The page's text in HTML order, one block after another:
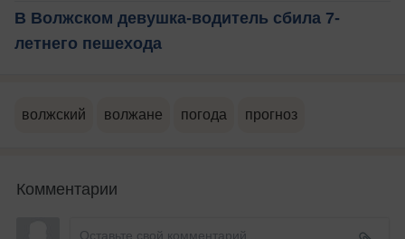
В Волжском девушка-водитель сбила 7-
летнего пешехода
волжский волжане погода прогноз
Комментарии